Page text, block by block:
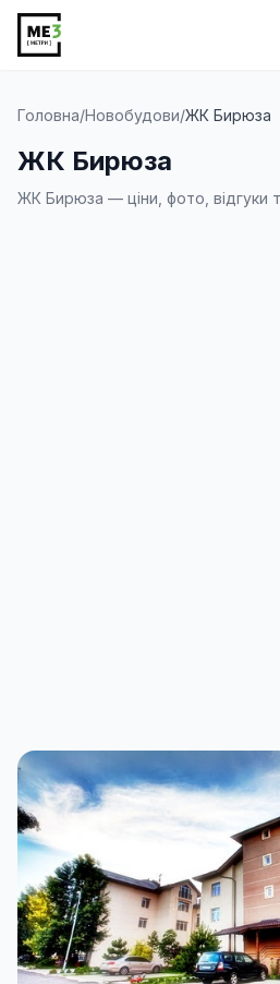
Головна/Новобудови/ЖК Бирюза
ЖК Бирюза
ЖК Бирюза — ціни, фото, відгуки